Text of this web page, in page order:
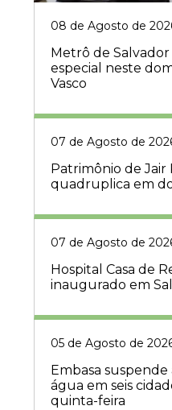
08 de Agosto de
Metrô de
especial neste
Vasco
07 de Agosto de
Patrimônio de Jair
quadruplica em
07 de Agosto de
Hospital Casa de
inaugurado em
05 de Agosto de
Embasa
água em seis
quinta-feira